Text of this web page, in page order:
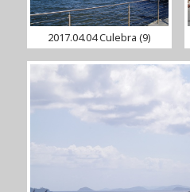
2017.04.04 Culebra (9)